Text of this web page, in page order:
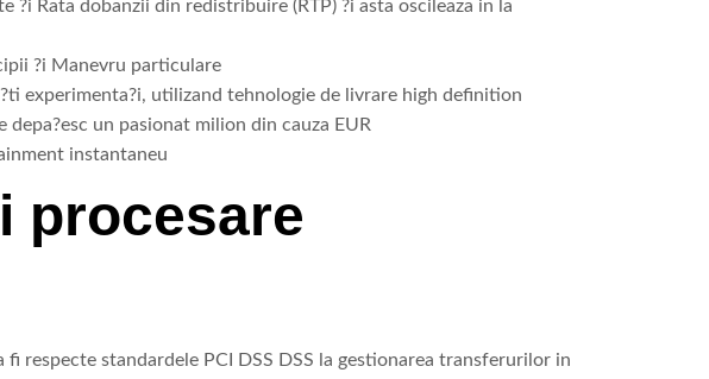
Rata dobanzii din redistribuire (RTP) ?i asta oscileaza in la
?i Manevru particulare
experimenta?i, utilizand tehnologie de livrare high definition
un pasionat milion din cauza EUR
instantaneu
procesare
respecte standardele PCI DSS DSS la gestionarea transferurilor in